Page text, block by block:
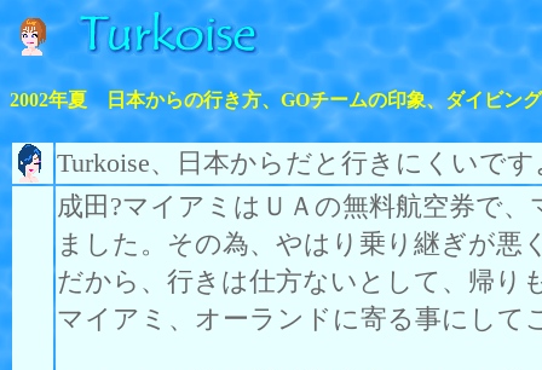
2002年夏 日本からの行き方、GOチームの印象、ダイビン
Turkoise、日本からだと行きにくいで
成田?マイアミはＵＡの無料航空券で
ました。その為、やはり乗り継ぎが
だから、行きは仕方ないとして、帰
マイアミ、オーランドに寄る事にし